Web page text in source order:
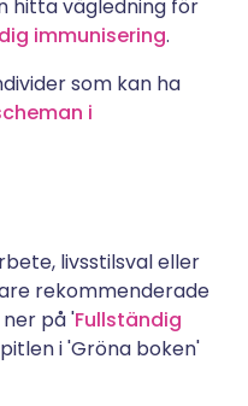
hitta vägledning för
immunisering.
som kan ha
i
livsstilsval eller
rekommenderade
på 'Fullständig
i 'Gröna boken'